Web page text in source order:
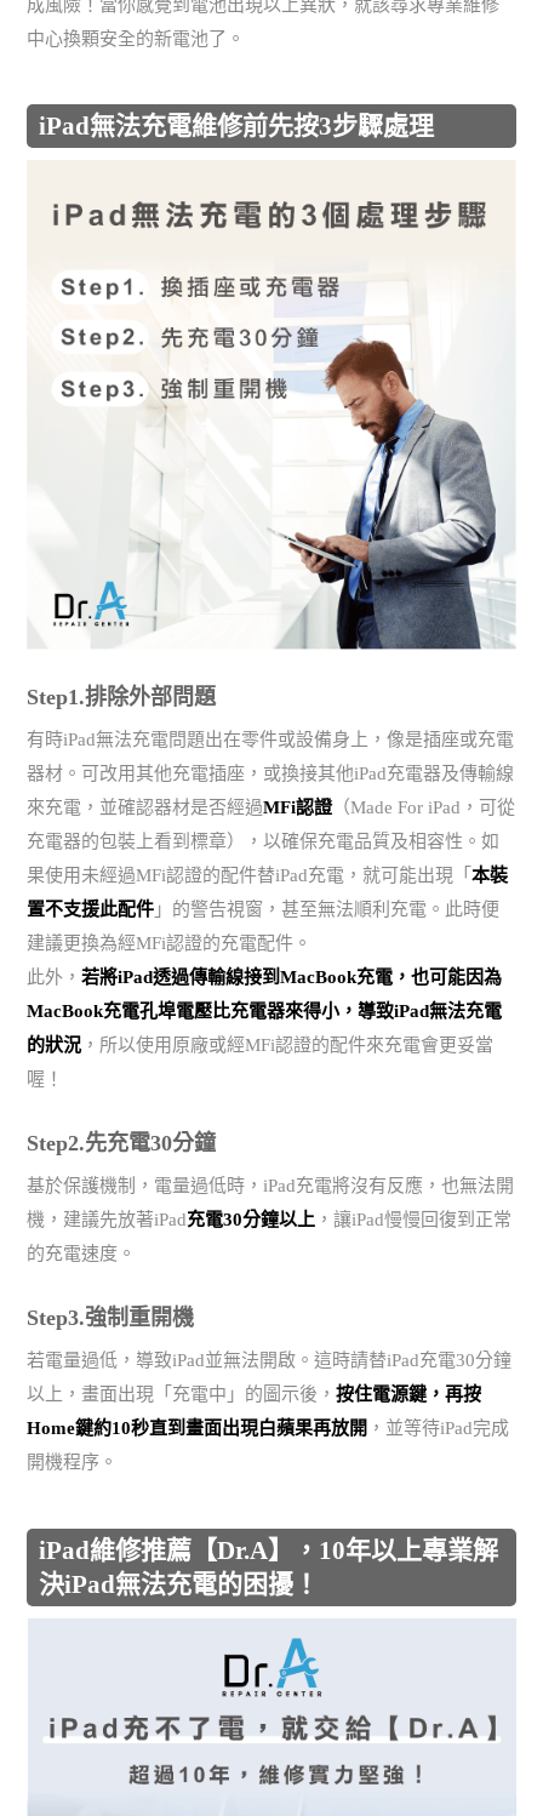
成風險！當你感覺到電池出現以上異狀，就該尋求專業維修
中心換顆安全的新電池了。
iPad無法充電維修前先按3步驟處理
Step1.排除外部問題
有時iPad無法充電問題出在零件或設備身上，像是插座或充電
器材。可改用其他充電插座，或換接其他iPad充電器及傳輸線
來充電，並確認器材是否經過MFi認證（Made For iPad，可從
充電器的包裝上看到標章），以確保充電品質及相容性。如
果使用未經過MFi認證的配件替iPad充電，就可能出現「本裝
置不支援此配件 」的警告視窗，甚至無法順利充電。此時便
建議更換為經MFi認證的充電配件。
此外，若將iPad透過傳輸線接到MacBook充電，也可能因為
MacBook充電孔埠電壓比充電器來得小，導致iPad無法充電
的狀況 ，所以使用原廠或經MFi認證的配件來充電會更妥當
喔！
Step2.先充電30分鐘
基於保護機制，電量過低時，iPad充電將沒有反應，也無法開
機，建議先放著iPad充電30分鐘以上 ，讓iPad慢慢回復到正常
的充電速度。
Step3.強制重開機
若電量過低，導致iPad並無法開啟。這時請替iPad充電30分鐘
以上，畫面出現「充電中」的圖示後，按住電源鍵，再按
Home鍵約10秒直到畫面出現白蘋果再放開 ，並等待iPad完成
開機程序。
iPad維修推薦【Dr.A】，10年以上專業解
決iPad無法充電的困擾！